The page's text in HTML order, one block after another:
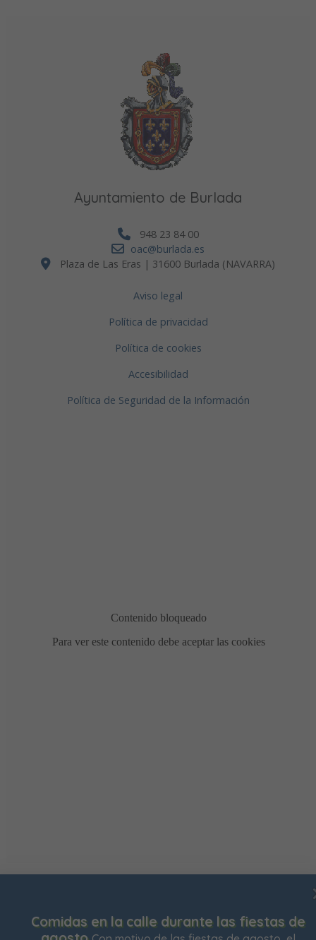
Comidas en la calle durante las fiestas de
Ayuntamiento de Burlada
948 23 84 00
oac@burlada.es
Plaza de Las Eras | 31600 Burlada (NAVARRA)
Aviso legal
Política de privacidad
Política de cookies
Accesibilidad
Política de Seguridad de la Información
Usamos cookies para mejorar su experiencia de
navegación en nuestra web, para mostrarle contenidos